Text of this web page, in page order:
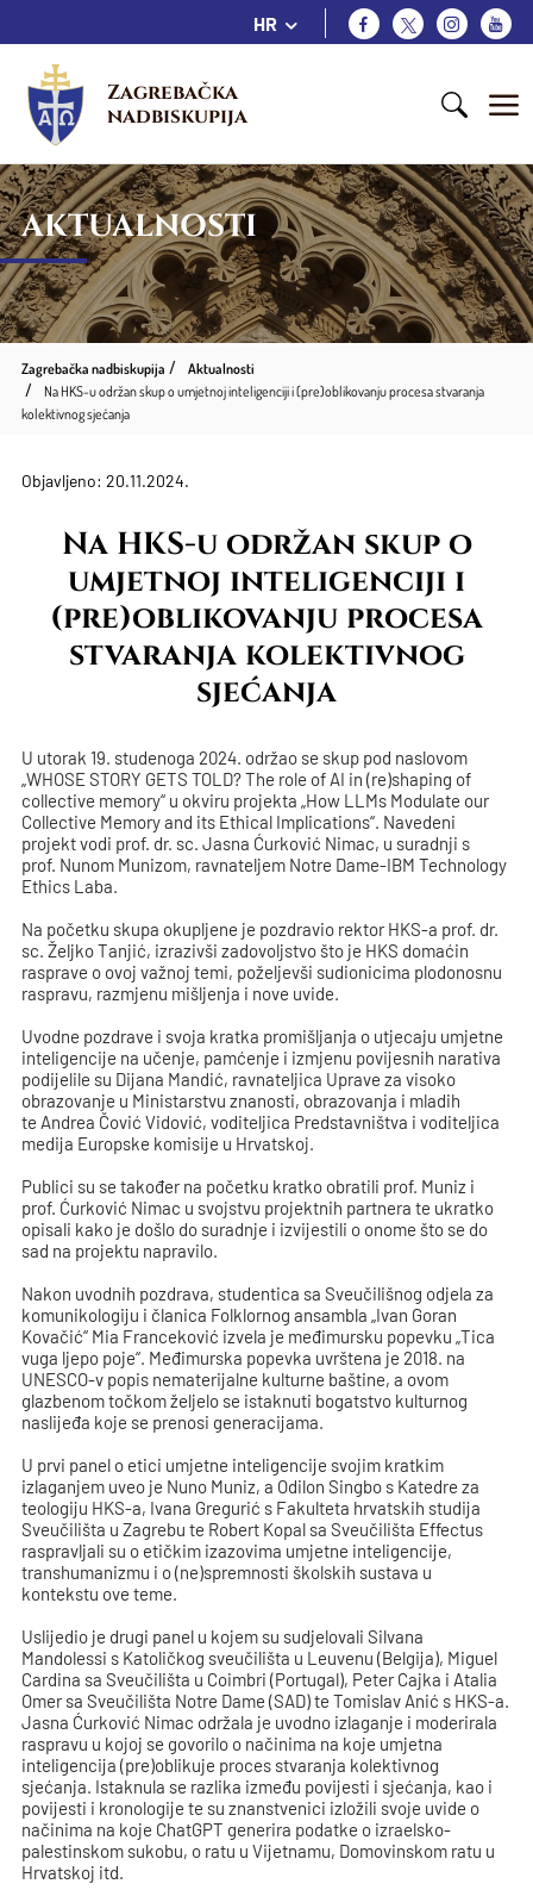
HR
Zagrebačka
nadbiskupija
AKTUALNOSTI
Zagrebačka nadbiskupija
Aktualnosti
Na HKS-u održan skup o umjetnoj inteligenciji i (pre)oblikovanju procesa stvaranja
kolektivnog sjećanja
Objavljeno: 20.11.2024.
Na HKS-u održan skup o
umjetnoj inteligenciji i
(pre)oblikovanju procesa
stvaranja kolektivnog
sjećanja
U utorak 19. studenoga 2024. održao se skup pod naslovom
„WHOSE STORY GETS TOLD? The role of AI in (re)shaping of
collective memory“ u okviru projekta „How LLMs Modulate our
Collective Memory and its Ethical Implications“. Navedeni
projekt vodi prof. dr. sc. Jasna Ćurković Nimac, u suradnji s
prof. Nunom Munizom, ravnateljem Notre Dame-IBM Technology
Ethics Laba.
Na početku skupa okupljene je pozdravio rektor HKS-a prof. dr.
sc. Željko Tanjić, izrazivši zadovoljstvo što je HKS domaćin
rasprave o ovoj važnoj temi, poželjevši sudionicima plodonosnu
raspravu, razmjenu mišljenja i nove uvide.
Uvodne pozdrave i svoja kratka promišljanja o utjecaju umjetne
inteligencije na učenje, pamćenje i izmjenu povijesnih narativa
podijelile su Dijana Mandić, ravnateljica Uprave za visoko
obrazovanje u Ministarstvu znanosti, obrazovanja i mladih
te Andrea Čović Vidović, voditeljica Predstavništva i voditeljica
medija Europske komisije u Hrvatskoj.
Publici su se također na početku kratko obratili prof. Muniz i
prof. Ćurković Nimac u svojstvu projektnih partnera te ukratko
opisali kako je došlo do suradnje i izvijestili o onome što se do
sad na projektu napravilo.
Nakon uvodnih pozdrava, studentica sa Sveučilišnog odjela za
komunikologiju i članica Folklornog ansambla „Ivan Goran
Kovačić“ Mia Franceković izvela je međimursku popevku „Tica
vuga ljepo poje“. Međimurska popevka uvrštena je 2018. na
UNESCO-v popis nematerijalne kulturne baštine, a ovom
glazbenom točkom željelo se istaknuti bogatstvo kulturnog
naslijeđa koje se prenosi generacijama.
U prvi panel o etici umjetne inteligencije svojim kratkim
izlaganjem uveo je Nuno Muniz, a Odilon Singbo s Katedre za
teologiju HKS-a, Ivana Gregurić s Fakulteta hrvatskih studija
Sveučilišta u Zagrebu te Robert Kopal sa Sveučilišta Effectus
raspravljali su o etičkim izazovima umjetne inteligencije,
transhumanizmu i o (ne)spremnosti školskih sustava u
kontekstu ove teme.
Uslijedio je drugi panel u kojem su sudjelovali Silvana
Mandolessi s Katoličkog sveučilišta u Leuvenu (Belgija), Miguel
Cardina sa Sveučilišta u Coimbri (Portugal), Peter Cajka i Atalia
Omer sa Sveučilišta Notre Dame (SAD) te Tomislav Anić s HKS-a.
Jasna Ćurković Nimac održala je uvodno izlaganje i moderirala
raspravu u kojoj se govorilo o načinima na koje umjetna
inteligencija (pre)oblikuje proces stvaranja kolektivnog
sjećanja. Istaknula se razlika između povijesti i sjećanja, kao i
povijesti i kronologije te su znanstvenici izložili svoje uvide o
načinima na koje ChatGPT generira podatke o izraelsko-
palestinskom sukobu, o ratu u Vijetnamu, Domovinskom ratu u
Hrvatskoj itd.